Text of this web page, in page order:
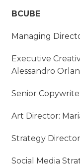
BCUBE
Managing
Executive
Alessandro
Senior
Art Director:
Strategy
Social Media